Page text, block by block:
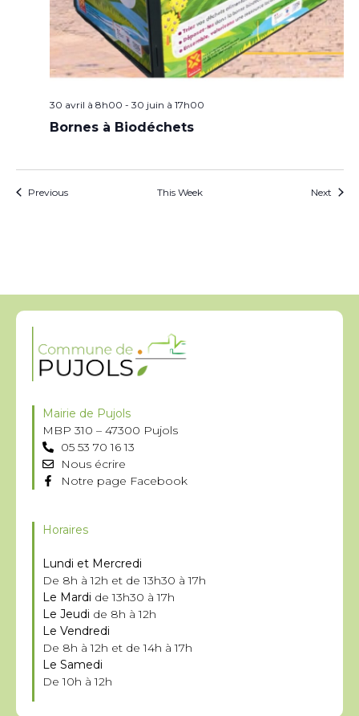
30 avril à 8h00 - 30 juin à 17h00
Bornes à Biodéchets
Previous This Week Next
Mairie de Pujols
MBP 310 – 47300 Pujols
05 53 70 16 13
Nous écrire
Notre page Facebook
Horaires
Lundi et Mercredi
De 8h à 12h et de 13h30 à 17h
Le Mardi de 13h30 à 17h
Le Jeudi de 8h à 12h
Le Vendredi
De 8h à 12h et de 14h à 17h
Le Samedi
De 10h à 12h